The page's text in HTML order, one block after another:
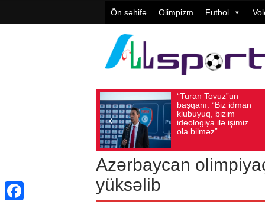
Ön səhifə Olimpizm Futbol
başqanı: “Biz idman
klubuyuq, bizim
ideologiya ilə işimiz
ola bilməz”
Vüqar
yüksək
Avqust 05, 2026
Azərbaycan
yüksəlib